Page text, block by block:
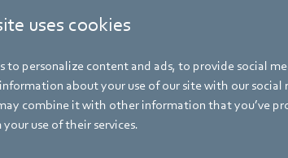
uses cookies
to personalize content and ads, to provide social
about your use of our site with our
combine it with other information that you’ve
use of their services.
Ein FanGrid mit mehreren parallel betriebenen